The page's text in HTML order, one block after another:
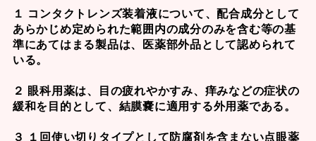
１ コンタクトレンズ装着液について、配合成分として
あらかじめ定められた範囲内の成分のみを含む等の基
準にあてはまる製品は、医薬部外品として認められて
いる。
２ 眼科用薬は、目の疲れやかすみ、痒みなどの症状の
緩和を目的として、結膜嚢に適用する外用薬である。
３ １回使い切りタイプとして防腐剤を含まない点眼薬